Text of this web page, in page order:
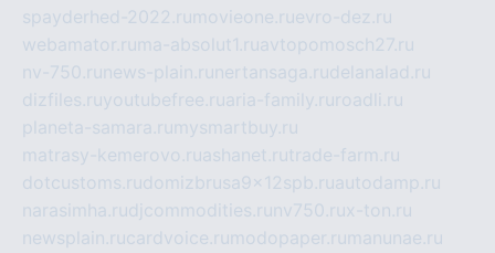
spayderhed-2022.ru movieone.ruevro-dez.ru
webamator.ru ma-absolut1.ruavtopomosch27.ru
nv-750.ru news-plain.ru nertansaga.rudelanalad.ru
dizfiles.ruyoutubefree.ruaria-family.ru roadli.ru
planeta-samara.ru mysmartbuy.ru
matrasy-kemerovo.ruashanet.rutrade-farm.ru
dotcustoms.rudomizbrusa9x12spb.ruautodamp.ru
narasimha.rudjcommodities.ru nv750.rux-ton.ru
newsplain.rucardvoice.ru modopaper.ru manunae.ru